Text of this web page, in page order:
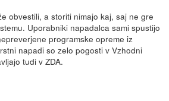
obvestili, a storiti nimajo kaj, saj ne gre
Uporabniki napadalca sami spustijo
programske opreme iz
napadi so zelo pogosti v Vzhodni
tudi v ZDA.